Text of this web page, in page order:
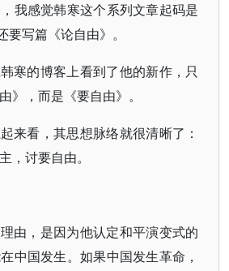
我感觉韩寒这个系列文章起码是
要写篇《论自由》。
寒的博客上看到了他的新作，只
》，而是《要自由》。
来看，其思想脉络就很清晰了：
，讨要自由。
由，是因为他认定和平演变式的
中国发生。如果中国发生革命，